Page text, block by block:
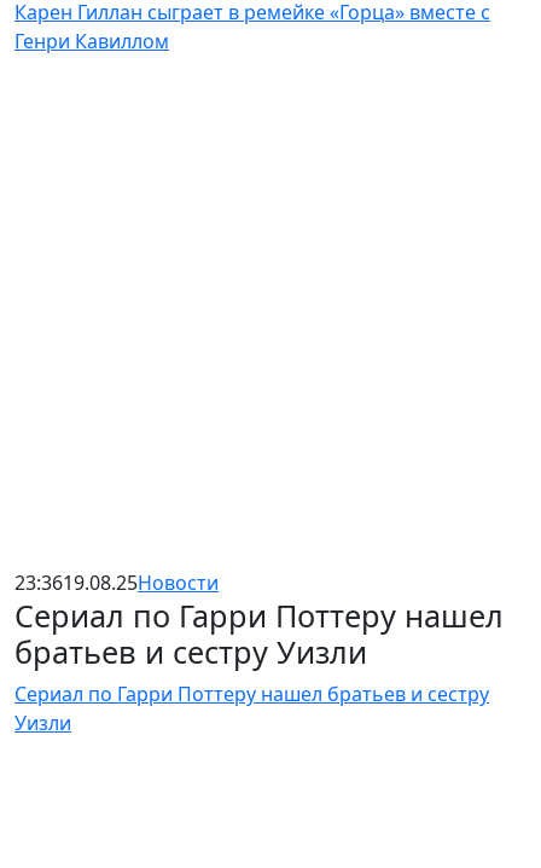
Карен Гиллан сыграет в ремейке «Горца» вместе с
Генри Кавиллом
23:3619.08.25Новости
Сериал по Гарри Поттеру нашел
братьев и сестру Уизли
Сериал по Гарри Поттеру нашел братьев и сестру
Уизли